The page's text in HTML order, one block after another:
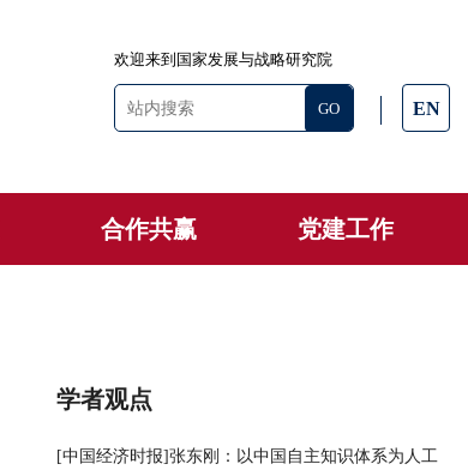
欢迎来到国家发展与战略研究院
EN
合作共赢 党建工作
学者观点
[中国经济时报]张东刚：以中国自主知识体系为人工